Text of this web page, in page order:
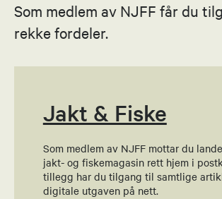
Marius Hauge
Send epost
Einar Banken
Styremedlem
Som medlem av NJFF får du
rekke fordeler.
Jakt & Fiske
Som medlem av NJFF mottar du
jakt- og fiskemagasin rett hjem i
tillegg har du tilgang til samtlige
digitale utgaven på nett.